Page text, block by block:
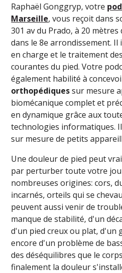
Raphaël Gonggryp, votre
Marseille, vous reçoit dans
301 av du Prado, à 20
dans le 8e arrondissement.
en charge et le traitement
courantes du pied. Votre
également habilité à
orthopédiquessur mesure
biomécanique complet et
en dynamique grâce aux
technologies informatiques.
sur mesure de petits
Une douleur de pied peut
par perturber toute votre
nombreuses origines: cors,
incarnés, orteils qui se
peuvent aussi venir de
manque de stabilité, d'un
d'un pied creux ou plat, d'un
encore d'un problème de
des déséquilibres que le
finalement la douleur